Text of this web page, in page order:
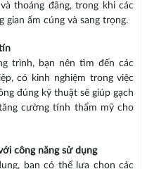
thoáng đãng, trong khi các
gian ấm cúng và sang trọng.
trình, bạn nên tìm đến các
có kinh nghiệm trong việc
đúng kỹ thuật sẽ giúp gạch
cường tính thẩm mỹ cho
công năng sử dụng
bạn có thể lựa chọn các